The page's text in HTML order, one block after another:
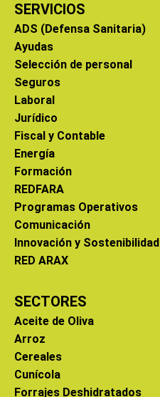
SERVICIOS
ADS (Defensa Sanitaria)
Ayudas
Selección de personal
Seguros
Laboral
Jurídico
Fiscal y Contable
Energía
Formación
REDFARA
Programas Operativos
Comunicación
Innovación y Sostenibilidad
RED ARAX
SECTORES
Aceite de Oliva
Arroz
Cereales
Cunícola
Forrajes Deshidratados